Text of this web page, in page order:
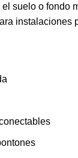
suelo o fondo
instalaciones